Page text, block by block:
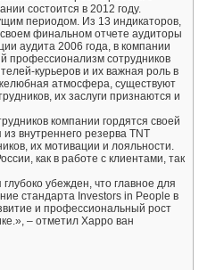
состоится в 2012 году.
периодом. Из 13 индикаторов,
финальном отчете аудиторы
аудита 2006 года, в компании
профессионализм сотрудников
курьеров и их важная роль в
атмосфера, существуют
их заслуги признаются и
компании гордятся своей
внутреннего резерва TNT
их мотивации и лояльности.
как в работе с клиентами, так
убежден, что главное для
стандарта Investors in People в
и профессиональный рост
– отметил Харро ван